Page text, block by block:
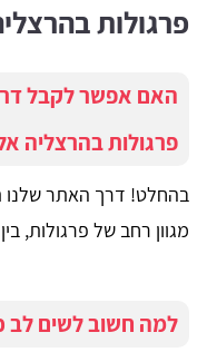
פרגולות
האם אפשר לקבל
פרגולות בהרצליה
בהחלט! דרך האתר שלנו
מגוון רחב של פרגולות,
למה חשוב לשים לב